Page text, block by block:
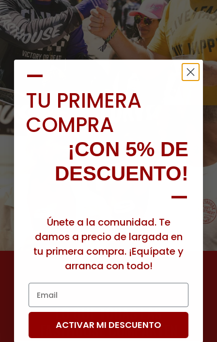
LO QUE TODAS LAS
FASTHOUSE COMPARTEN
—
TU PRIMERA
COMPRA
¡CON 5% DE
DESCUENTO!
—
Únete a la comunidad. Te
damos a precio de largada en
tu primera compra. ¡Equípate y
arranca con todo!
Email
ACTIVAR MI DESCUENTO